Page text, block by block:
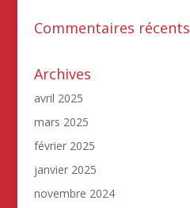
Commentaires récents
Archives
avril 2025
mars 2025
février 2025
janvier 2025
novembre 2024